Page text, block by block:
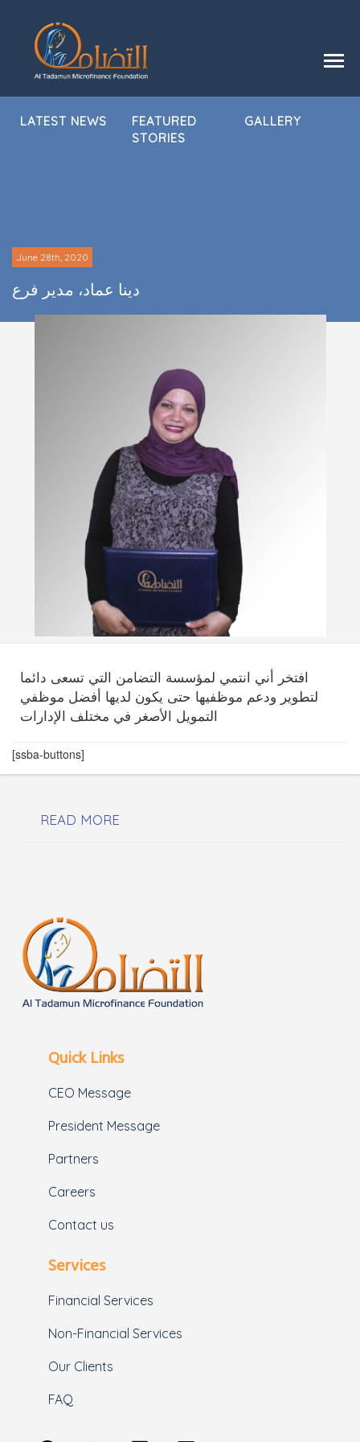
LATEST NEWS
FEATURED
STORIES
GALLERY
June 28th, 2020
دينا عماد، مدير فرع
افتخر أني انتمي لمؤسسة التضامن التي تسعى دائما
لتطوير ودعم موظفيها حتى يكون لديها أفضل موظفي
التمويل الأصغر في مختلف الإدارات
[ssba-buttons]
READ MORE
Quick Links
CEO Message
President Message
Partners
Careers
Contact us
Services
Financial Services
Non-Financial Services
Our Clients
FAQ